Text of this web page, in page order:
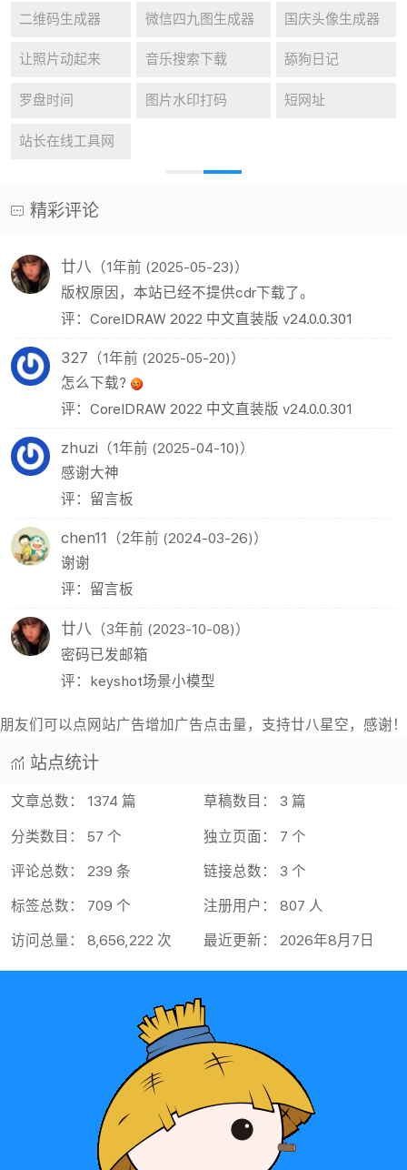
二维码生成器 微信四九图生成器 国庆头像生成器
让照片动起来 音乐搜索下载 舔狗日记
罗盘时间 图片水印打码 短网址
站长在线工具网
精彩评论
廿八 （1年前 (2025-05-23)）
版权原因，本站已经不提供cdr下载了。
评：CorelDRAW 2022 中文直装版 v24.0.0.301
327 （1年前 (2025-05-20)）
怎么下载?
评：CorelDRAW 2022 中文直装版 v24.0.0.301
zhuzi （1年前 (2025-04-10)）
感谢大神
评：留言板
chen11 （2年前 (2024-03-26)）
谢谢
评：留言板
廿八 （3年前 (2023-10-08)）
密码已发邮箱
评：keyshot场景小模型
朋友们可以点网站广告增加广告点击量，支持廿八星空，感谢！
站点统计
文章总数： 1374 篇 草稿数目： 3 篇
分类数目： 57 个 独立页面： 7 个
评论总数： 239 条 链接总数： 3 个
标签总数： 709 个 注册用户： 807 人
访问总量： 8,656,222 次 最近更新： 2026年8月7日